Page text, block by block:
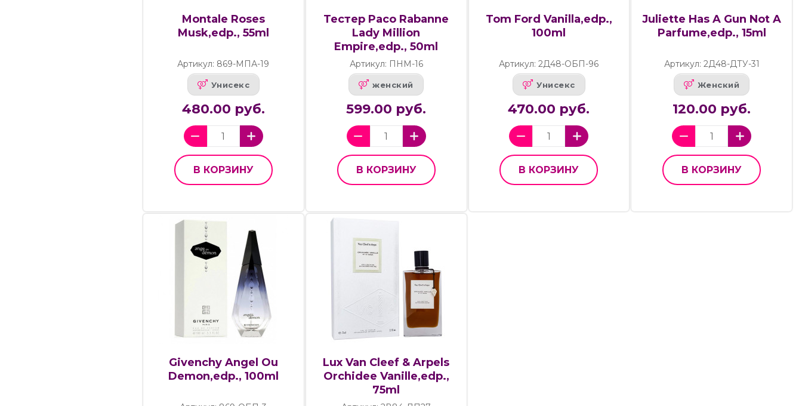
Montale Roses
Musk,edp., 55ml
Артикул: 869-МПА-19
Унисекс
480.00 руб.
В КОРЗИНУ
Тестер Paco Rabanne
Lady Million
Empire,edp., 50ml
Артикул: ПНМ-16
женский
599.00 руб.
В КОРЗИНУ
Tom Ford Vanilla,edp.,
100ml
Артикул: 2Д48-ОБП-96
Унисекс
470.00 руб.
В КОРЗИНУ
Juliette Has A Gun Not A
Parfume,edp., 15ml
Артикул: 2Д48-ДТУ-31
Женский
120.00 руб.
В КОРЗИНУ
Givenchy Angel Ou
Demon,edp., 100ml
Lux Van Cleef & Arpels
Orchidee Vanille,edp.,
75ml